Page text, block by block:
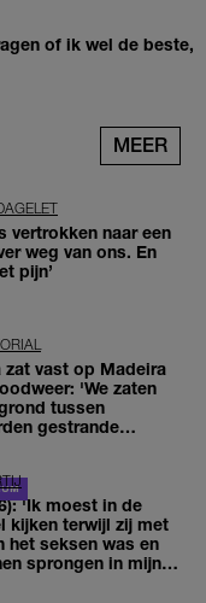
of ik wel de beste,
MEER
vertrokken naar een
weg van ons. En
pijn’
zat vast op Madeira
'We zaten
tussen
gestrande
'Ik moest in de
kijken terwijl zij met
het seksen was en
sprongen in mijn